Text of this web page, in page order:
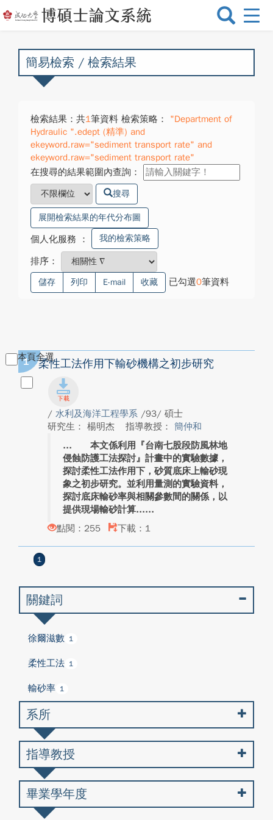
選
換
簡易檢索 / 檢索結果
檢索結果：共1筆資料 檢索策略：
"Department of
Hydraulic ".edept (精準) and
ekeyword.raw="sediment transport rate" and
ekeyword.raw="sediment transport rate"
在搜尋的結果範圍內查詢：
搜尋
展開檢索結果的年代分布圖
個人化服務 ： 我的檢索策略
排序：
儲存 列印 E-mail 收藏 已勾選0筆資料
本頁全選
1 柔性工法作用下輸砂機構之初步研究
/ 水利及海洋工程學系 /93/ 碩士
研究生： 楊明杰
指導教授： 簡仲和
本文係利用『台南七股段防風林地
侵蝕防護工法探討』計畫中的實驗數據，
探討柔性工法作用下，砂質底床上輸砂現
象之初步研究。並利用量測的實驗資料，
探討底床輸砂率與相關參數間的關係，以
提供現場輸砂計算...
點閱：255
下載：1
1
關鍵詞
徐爾滋數 1
柔性工法 1
輸砂率 1
系所
指導教授
畢業學年度